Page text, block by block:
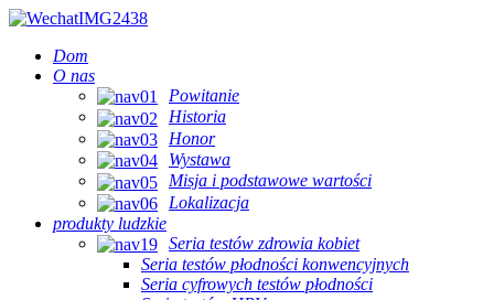
Dom
O nas
Powitanie
Historia
Honor
Wystawa
Misja i podstawowe wartości
Lokalizacja
produkty ludzkie
Seria testów zdrowia kobiet
Seria testów płodności konwencyjnych
Seria cyfrowych testów płodności